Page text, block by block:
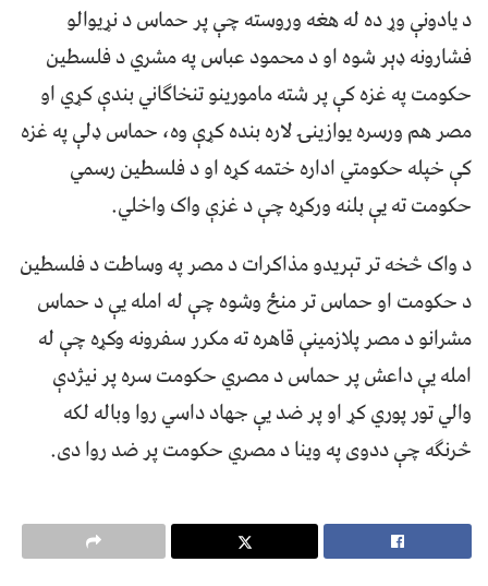
د یادونې وړ ده له هغه وروسته چې پر حماس د نړیوالو
فشارونه ډېر شوه او د محمود عباس په مشري د فلسطین
حکومت په غزه کې پر شته مامورینو تنخاګاني بندې کړي او
مصر هم ورسره یوازینۍ لاره بنده کړې وه، حماس ډلې په غزه
کې خپله حکومتي اداره ختمه کړه او د فلسطین رسمي
حکومت ته یې بلنه ورکړه چې د غزې واک واخلي.
د واک څخه تر تېریدو مذاکرات د مصر په وساطت د فلسطین
د حکومت او حماس تر منځ وشوه چې له امله یې د حماس
مشرانو د مصر پلازمینې قاهره ته مکرر سفرونه وکړه چې له
امله یې داعش پر حماس د مصري حکومت سره پر نیژدې
والي تور پوري کړ او پر ضد یې جهاد داسي روا وباله لکه
څرنګه چې ددوی په وینا د مصري حکومت پر ضد روا دی.